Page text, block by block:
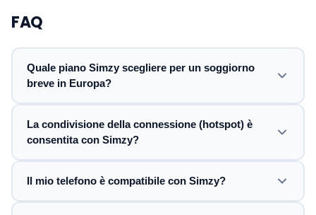
FAQ
Quale piano Simzy scegliere per un soggiorno
breve in Europa?
La condivisione della connessione (hotspot) è
consentita con Simzy?
Il mio telefono è compatibile con Simzy?